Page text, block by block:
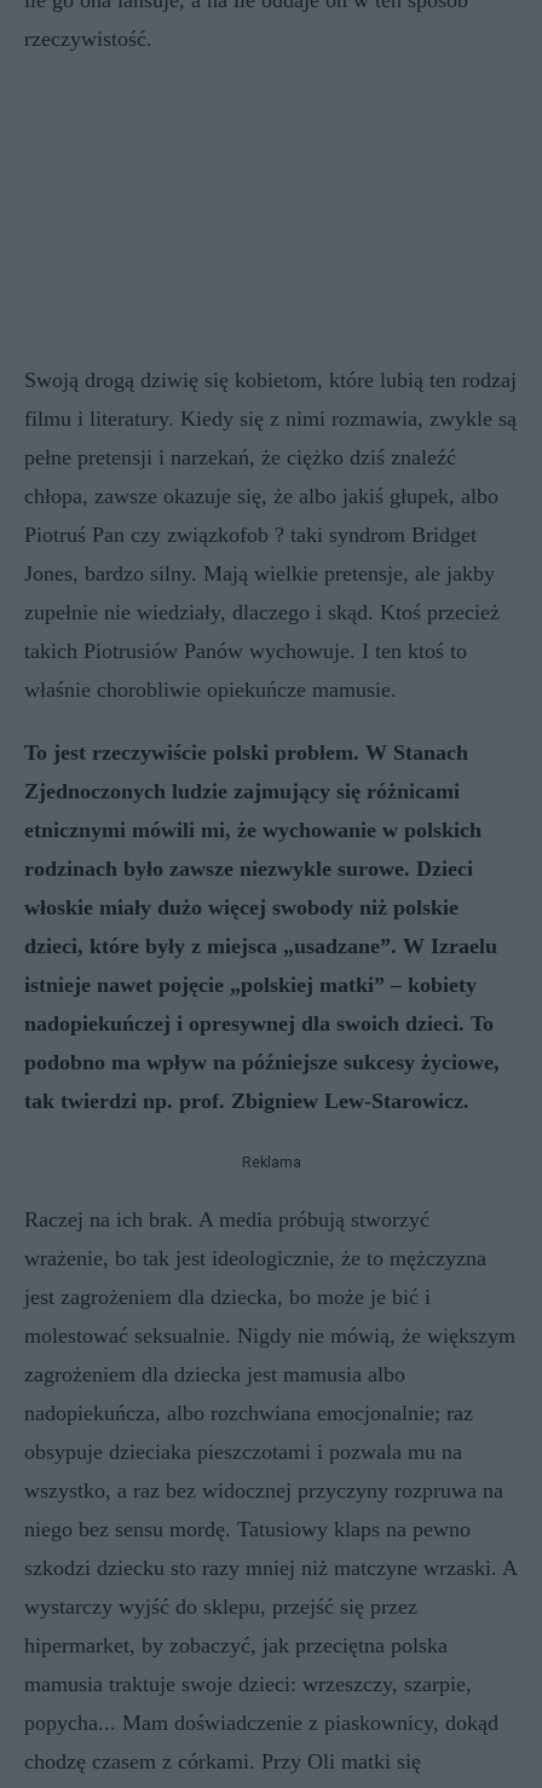
rzeczywistość.
Swoją drogą dziwię się kobietom, które lubią ten rodzaj
filmu i literatury. Kiedy się z nimi rozmawia, zwykle są
pełne pretensji i narzekań, że ciężko dziś znaleźć
chłopa, zawsze okazuje się, że albo jakiś głupek, albo
Piotruś Pan czy związkofob ? taki syndrom Bridget
Jones, bardzo silny. Mają wielkie pretensje, ale jakby
zupełnie nie wiedziały, dlaczego i skąd. Ktoś przecież
takich Piotrusiów Panów wychowuje. I ten ktoś to
właśnie chorobliwie opiekuńcze mamusie.
To jest rzeczywiście polski problem. W Stanach
Zjednoczonych ludzie zajmujący się różnicami
etnicznymi mówili mi, że wychowanie w polskich
rodzinach było zawsze niezwykle surowe. Dzieci
włoskie miały dużo więcej swobody niż polskie
dzieci, które były z miejsca „usadzane”. W Izraelu
istnieje nawet pojęcie „polskiej matki” – kobiety
nadopiekuńczej i opresywnej dla swoich dzieci. To
podobno ma wpływ na późniejsze sukcesy życiowe,
tak twierdzi np. prof. Zbigniew Lew-Starowicz.
Reklama
Raczej na ich brak. A media próbują stworzyć
wrażenie, bo tak jest ideologicznie, że to mężczyzna
jest zagrożeniem dla dziecka, bo może je bić i
molestować seksualnie. Nigdy nie mówią, że większym
zagrożeniem dla dziecka jest mamusia albo
nadopiekuńcza, albo rozchwiana emocjonalnie; raz
obsypuje dzieciaka pieszczotami i pozwala mu na
wszystko, a raz bez widocznej przyczyny rozpruwa na
niego bez sensu mordę. Tatusiowy klaps na pewno
szkodzi dziecku sto razy mniej niż matczyne wrzaski. A
wystarczy wyjść do sklepu, przejść się przez
hipermarket, by zobaczyć, jak przeciętna polska
mamusia traktuje swoje dzieci: wrzeszczy, szarpie,
popycha... Mam doświadczenie z piaskownicy, dokąd
chodzę czasem z córkami. Przy Oli matki się